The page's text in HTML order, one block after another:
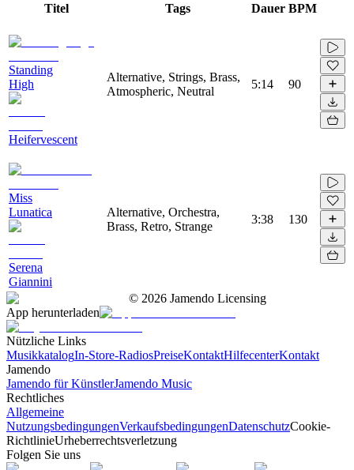
Titel Tags Dauer BPM
Standing
High
Heifervescent
Alternative, Strings, Brass,
Atmospheric, Neutral
5:14 90
Miss
Lunatica
Serena
Giannini
Alternative, Orchestra,
Brass, Retro, Strange
3:38 130
© 2026 Jamendo Licensing
App herunterladen
Nützliche Links
MusikkatalogIn-Store-RadiosPreiseKontaktHilfecenterKontakt
Jamendo
Jamendo für KünstlerJamendo Music
Rechtliches
Allgemeine
NutzungsbedingungenVerkaufsbedingungenDatenschutzCookie-
RichtlinieUrheberrechtsverletzung
Folgen Sie uns